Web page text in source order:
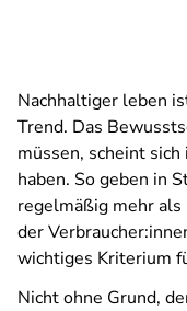
Nachhaltiger leben
Trend. Das
müssen, scheint
haben. So geben in
regelmäßig mehr
der
wichtiges Kriterium
Nicht ohne Grund,